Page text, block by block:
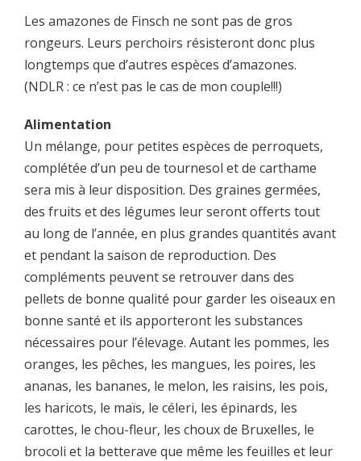
Les amazones de Finsch ne sont pas de gros
rongeurs. Leurs perchoirs résisteront donc plus
longtemps que d’autres espèces d’amazones.
(NDLR : ce n’est pas le cas de mon couple!!!)
Alimentation
Un mélange, pour petites espèces de perroquets,
complétée d’un peu de tournesol et de carthame
sera mis à leur disposition. Des graines germées,
des fruits et des légumes leur seront offerts tout
au long de l’année, en plus grandes quantités avant
et pendant la saison de reproduction. Des
compléments peuvent se retrouver dans des
pellets de bonne qualité pour garder les oiseaux en
bonne santé et ils apporteront les substances
nécessaires pour l’élevage. Autant les pommes, les
oranges, les pêches, les mangues, les poires, les
ananas, les bananes, le melon, les raisins, les pois,
les haricots, le maïs, le céleri, les épinards, les
carottes, le chou-fleur, les choux de Bruxelles, le
brocoli et la betterave que même les feuilles et leur